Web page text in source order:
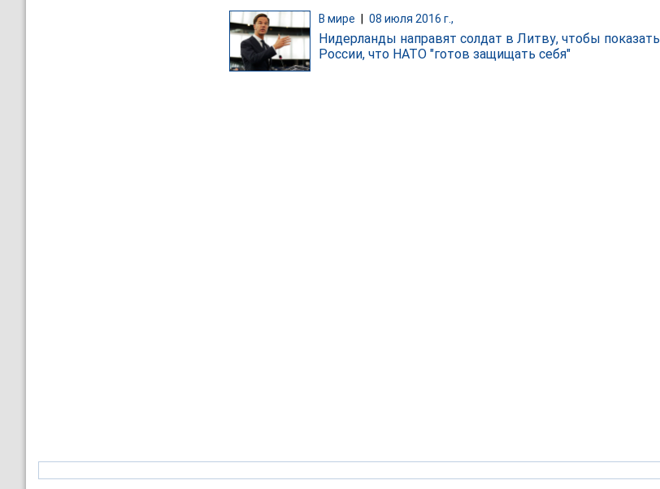
В мире | 08 июля 2016 г.,
Нидерланды направят солдат в Литву, чтобы показать
России, что НАТО "готов защищать себя"